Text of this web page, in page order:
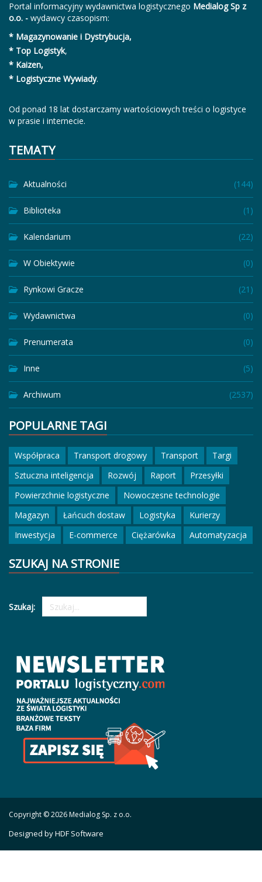
Portal informacyjny wydawnictwa logistycznego Medialog Sp z
o.o. - wydawcy czasopism:
* Magazynowanie i Dystrybucja,
* Top Logistyk,
* Kaizen,
* Logistyczne Wywiady.
Od ponad 18 lat dostarczamy wartościowych treści o logistyce
w prasie i internecie.
TEMATY
Aktualności (144)
Biblioteka (1)
Kalendarium (22)
W Obiektywie (0)
Rynkowi Gracze (21)
Wydawnictwa (0)
Prenumerata (0)
Inne (5)
Archiwum (2537)
POPULARNE TAGI
Współpraca Transport drogowy Transport
Targi
Sztuczna inteligencja
Rozwój Raport
Przesyłki
Powierzchnie logistyczne
Nowoczesne technologie
Magazyn
Łańcuch dostaw Logistyka
Kurierzy
Inwestycja
E-commerce Ciężarówka Automatyzacja
SZUKAJ NA STRONIE
Szukaj:
Copyright © 2026 Medialog Sp. z o.o.
Designed by HDF Software